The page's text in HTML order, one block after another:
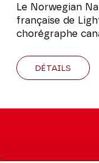
Le Norwegian
française de
chorégraphe
DÉTAILS